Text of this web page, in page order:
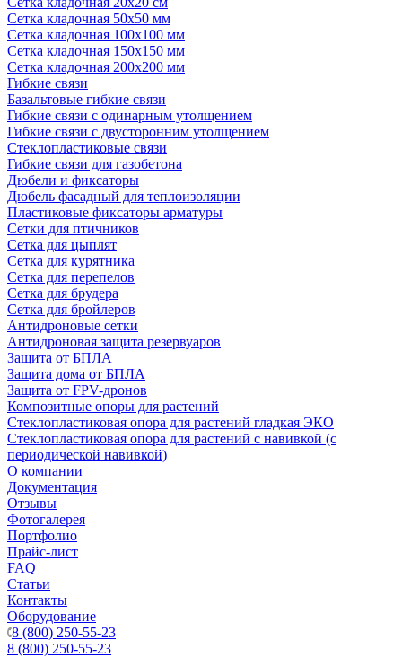
Сетка кладочная 50x50 мм
Сетка кладочная 100x100 мм
Сетка кладочная 150x150 мм
Сетка кладочная 200x200 мм
Гибкие связи
Базальтовые гибкие связи
Гибкие связи с одинарным утолщением
Гибкие связи с двусторонним утолщением
Стеклопластиковые связи
Гибкие связи для газобетона
Дюбели и фиксаторы
Дюбель фасадный для теплоизоляции
Пластиковые фиксаторы арматуры
Сетки для птичников
Сетка для цыплят
Сетка для курятника
Сетка для перепелов
Сетка для брудера
Сетка для бройлеров
Антидроновые сетки
Антидроновая защита резервуаров
Защита от БПЛА
Защита дома от БПЛА
Защита от FPV-дронов
Композитные опоры для растений
Стеклопластиковая опора для растений гладкая ЭКО
Стеклопластиковая опора для растений с навивкой (с
периодической навивкой)
О компании
Документация
Отзывы
Фотогалерея
Портфолио
Прайс-лист
FAQ
Статьи
Контакты
Оборудование
8 (800) 250-55-23
8 (800) 250-55-23